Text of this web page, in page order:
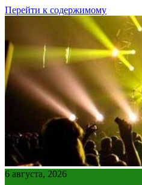
Перейти к содержимому
6 августа, 2026